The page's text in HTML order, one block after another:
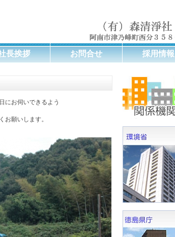
長挨拶 お問合せ 採用情報
にお伺いできるよう
お願いします。